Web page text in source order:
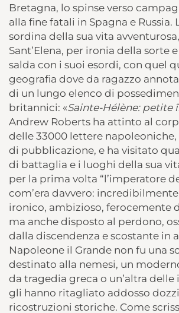
Bretagna, lo spinse verso
alla fine fatali in Spagna e Russia.
sordina della sua vita
Sant’Elena, per ironia della sorte
salda con i suoi esordi, con quel
geografia dove da ragazzo
di un lungo elenco di
britannici: «Sainte-Hélène: petite
Andrew Roberts ha attinto al
delle 33000 lettere
di pubblicazione, e ha visitato
di battaglia e i luoghi della sua
per la prima volta “l’imperatore
com’era davvero:
ironico, ambizioso, ferocemente
ma anche disposto al perdono,
dalla discendenza e scostante in
Napoleone il Grande non fu una
destinato alla nemesi, un
da tragedia greca o un’altra
gli hanno ritagliato addosso
ricostruzioni storiche. Come